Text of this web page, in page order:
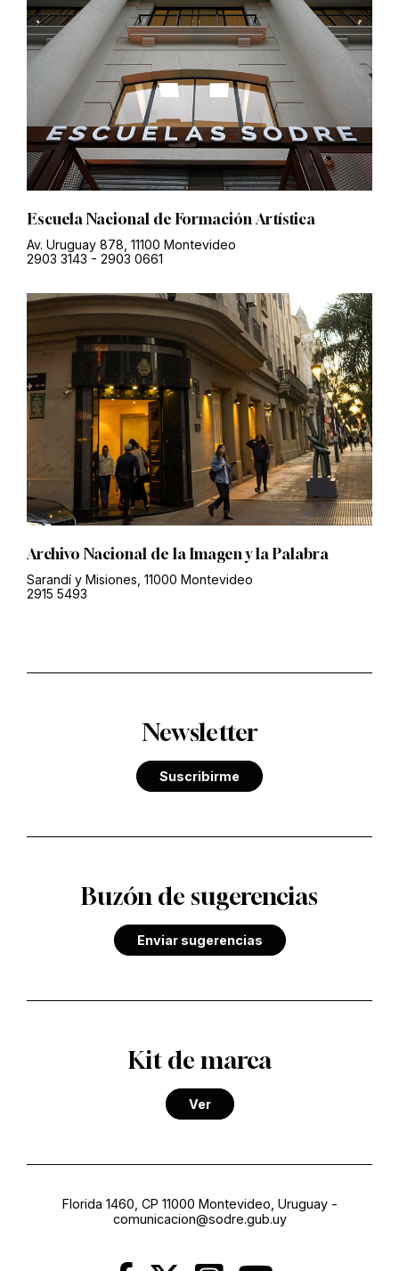
Escuela Nacional de Formación Artística
Av. Uruguay 878, 11100 Montevideo
2903 3143 - 2903 0661
Archivo Nacional de la Imagen y la Palabra
Sarandí y Misiones, 11000 Montevideo
2915 5493
Newsletter
Suscribirme
Buzón de sugerencias
Enviar sugerencias
Kit de marca
Ver
Florida 1460, CP 11000 Montevideo, Uruguay-
comunicacion@sodre.gub.uy